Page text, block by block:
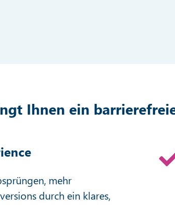
Ihnen ein
mehr
durch ein klares,